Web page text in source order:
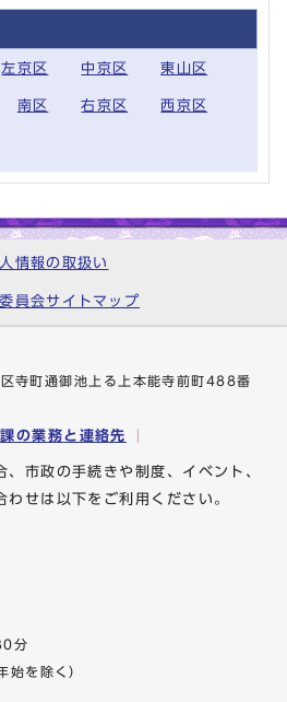
左京区 中京区 東山区
南区 右京区 西京区
情報の取扱い
員会サイトマップ
町通御池上る上本能寺前町488番
の業務と連絡先
市政の手続きや制度、イベント、
せは以下をご利用ください。
分
始を除く）